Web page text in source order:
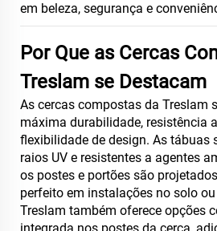
em beleza, segurança e
Por Que as Cercas
Treslam se Destacam
As cercas compostas da Treslam
máxima durabilidade, resistência
flexibilidade de design. As tábuas
raios UV e resistentes a agentes
os postes e portões são
perfeito em instalações no solo
Treslam também oferece opções